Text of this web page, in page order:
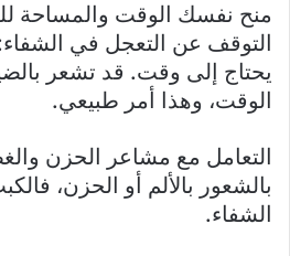
منح نفسك الوقت والمساحة
التوقف عن التعجل في
يحتاج إلى وقت. قد تشعر
الوقت، وهذا أمر طبيعي.
التعامل مع مشاعر الحزن
بالشعور بالألم أو الحزن،
الشفاء.